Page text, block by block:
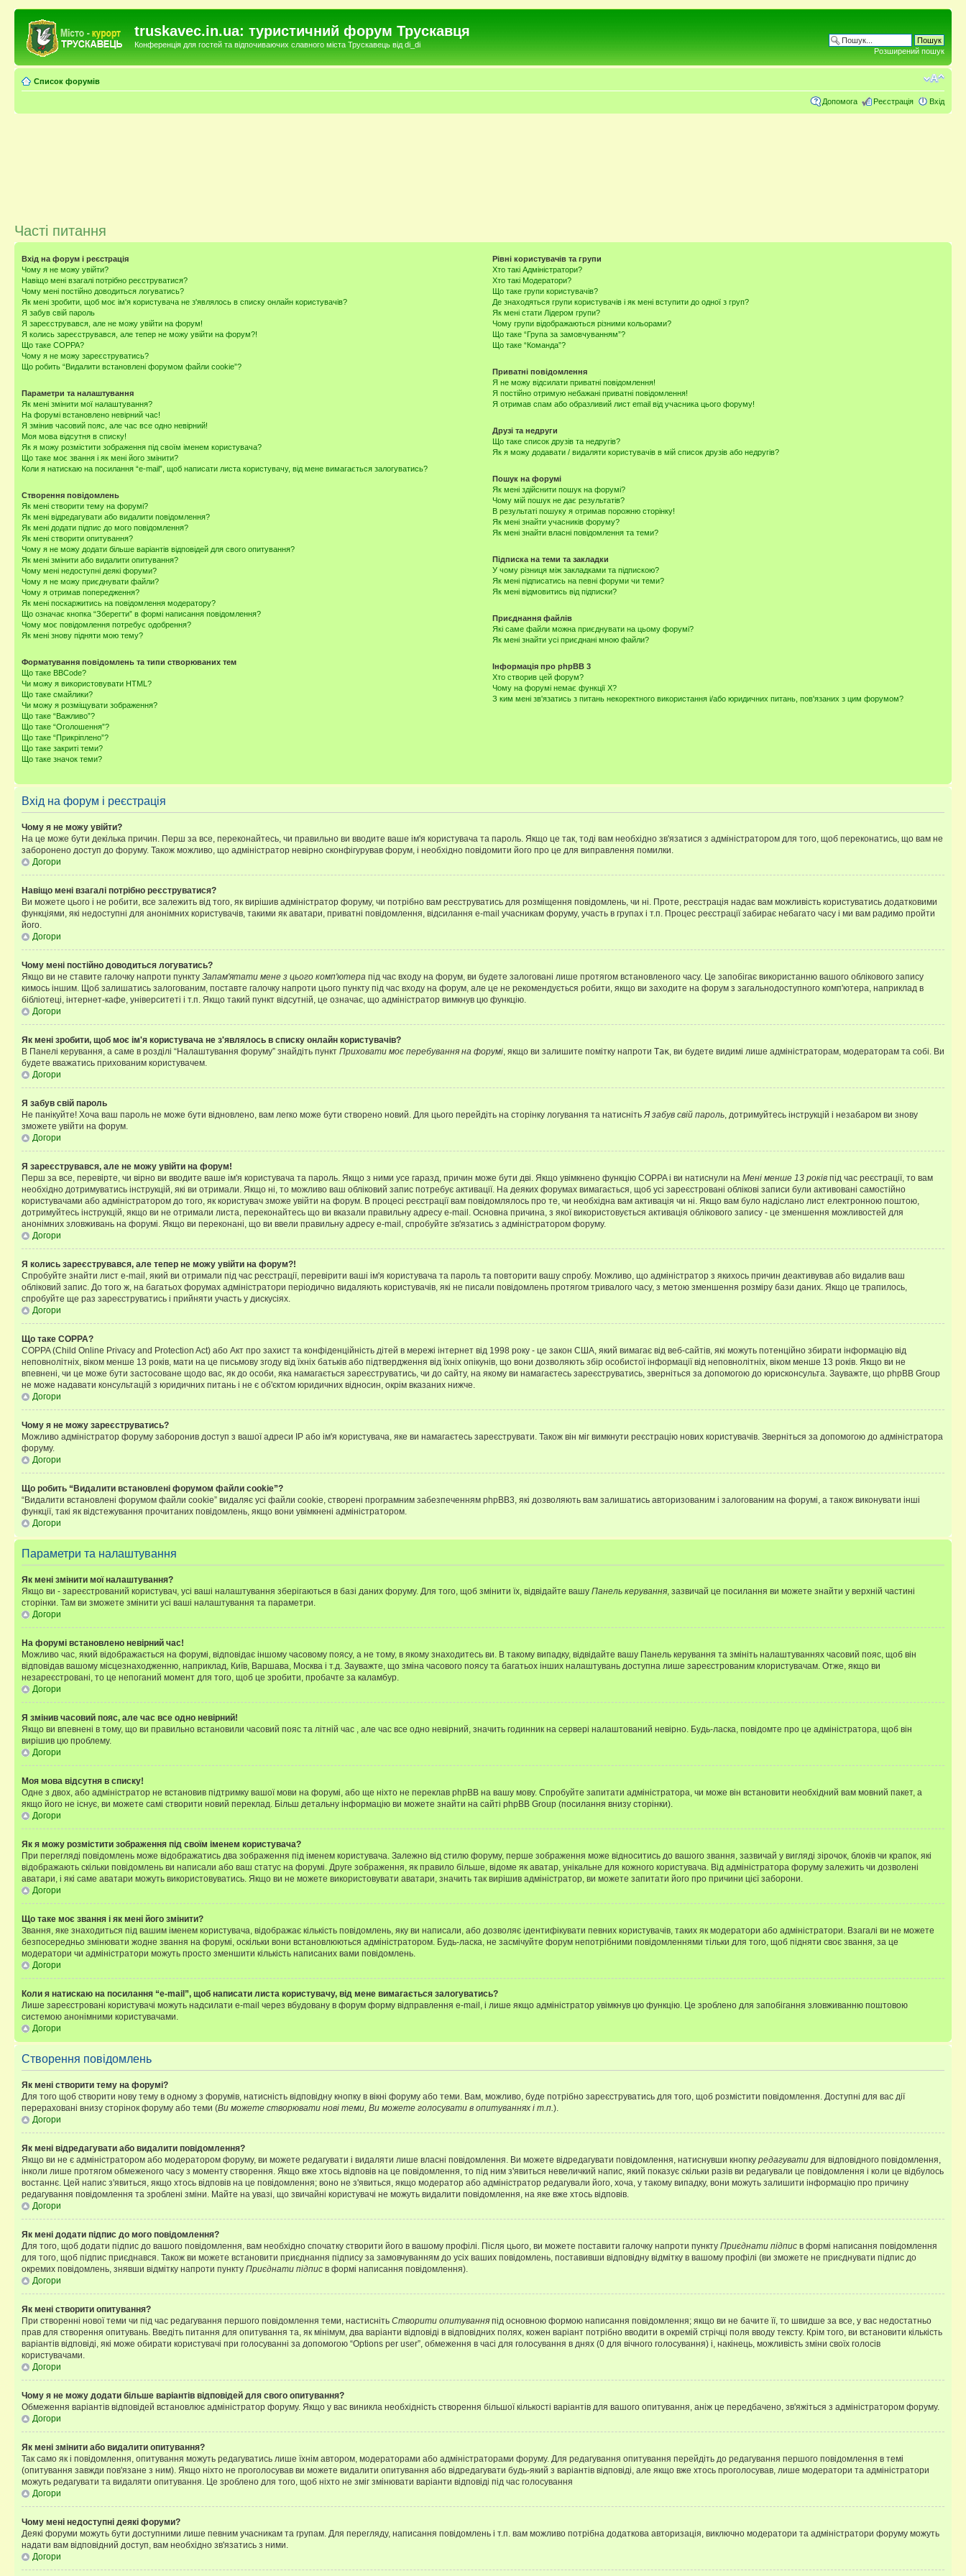
truskavec.in.ua: туристичний форум Трускавця
Конференція для гостей та відпочиваючих славного міста Трускавець від di_di
Розширений пошук
Список форумів
Допомога Реєстрація Вхід
Часті питання
Вхід на форум і реєстрація
Чому я не можу увійти?
Навіщо мені взагалі потрібно реєструватися?
Чому мені постійно доводиться логуватись?
Як мені зробити, щоб моє ім'я користувача не з'являлось в списку онлайн користувачів?
Я забув свій пароль
Я зареєструвався, але не можу увійти на форум!
Я колись зареєструвався, але тепер не можу увійти на форум?!
Що таке COPPA?
Чому я не можу зареєструватись?
Що робить “Видалити встановлені форумом файли cookie”?
Параметри та налаштування
Як мені змінити мої налаштування?
На форумі встановлено невірний час!
Я змінив часовий пояс, але час все одно невірний!
Моя мова відсутня в списку!
Як я можу розмістити зображення під своїм іменем користувача?
Що таке моє звання і як мені його змінити?
Коли я натискаю на посилання “e-mail”, щоб написати листа користувачу, від мене вимагається залогуватись?
Створення повідомлень
Як мені створити тему на форумі?
Як мені відредагувати або видалити повідомлення?
Як мені додати підпис до мого повідомлення?
Як мені створити опитування?
Чому я не можу додати більше варіантів відповідей для свого опитування?
Як мені змінити або видалити опитування?
Чому мені недоступні деякі форуми?
Чому я не можу приєднувати файли?
Чому я отримав попередження?
Як мені поскаржитись на повідомлення модератору?
Що означає кнопка “Зберегти” в формі написання повідомлення?
Чому моє повідомлення потребує одобрення?
Як мені знову підняти мою тему?
Форматування повідомлень та типи створюваних тем
Що таке BBCode?
Чи можу я використовувати HTML?
Що таке смайлики?
Чи можу я розміщувати зображення?
Що таке “Важливо”?
Що таке “Оголошення”?
Що таке “Прикріплено”?
Що таке закриті теми?
Що таке значок теми?
Рівні користувачів та групи
Хто такі Адміністратори?
Хто такі Модератори?
Що таке групи користувачів?
Де знаходяться групи користувачів і як мені вступити до одної з груп?
Як мені стати Лідером групи?
Чому групи відображаються різними кольорами?
Що таке “Група за замовчуванням”?
Що таке “Команда”?
Приватні повідомлення
Я не можу відсилати приватні повідомлення!
Я постійно отримую небажані приватні повідомлення!
Я отримав спам або образливий лист email від учасника цього форуму!
Друзі та недруги
Що таке список друзів та недругів?
Як я можу додавати / видаляти користувачів в мій список друзів або недругів?
Пошук на форумі
Як мені здійснити пошук на форумі?
Чому мій пошук не дає результатів?
В результаті пошуку я отримав порожню сторінку!
Як мені знайти учасників форуму?
Як мені знайти власні повідомлення та теми?
Підписка на теми та закладки
У чому різниця між закладками та підпискою?
Як мені підписатись на певні форуми чи теми?
Як мені відмовитись від підписки?
Приєднання файлів
Які саме файли можна приєднувати на цьому форумі?
Як мені знайти усі приєднані мною файли?
Інформація про phpBB 3
Хто створив цей форум?
Чому на форумі немає функції X?
З ким мені зв'язатись з питань некоректного використання і/або юридичних питань, пов'язаних з цим форумом?
Вхід на форум і реєстрація
Чому я не можу увійти?
На це може бути декілька причин. Перш за все, переконайтесь, чи правильно ви вводите ваше ім'я користувача та пароль. Якщо це так, тоді вам необхідно зв'язатися з адміністратором для того, щоб переконатись, що вам не
заборонено доступ до форуму. Також можливо, що адміністратор невірно сконфігурував форум, і необхідно повідомити його про це для виправлення помилки.
Догори
Навіщо мені взагалі потрібно реєструватися?
Ви можете цього і не робити, все залежить від того, як вирішив адміністратор форуму, чи потрібно вам реєструватись для розміщення повідомлень, чи ні. Проте, реєстрація надає вам можливість користуватись додатковими
функціями, які недоступні для анонімних користувачів, такими як аватари, приватні повідомлення, відсилання e-mail учасникам форуму, участь в групах і т.п. Процес реєстрації забирає небагато часу і ми вам радимо пройти
його.
Догори
Чому мені постійно доводиться логуватись?
Якщо ви не ставите галочку напроти пункту Запам'ятати мене з цього комп'ютера під час входу на форум, ви будете залоговані лише протягом встановленого часу. Це запобігає використанню вашого облікового запису
кимось іншим. Щоб залишатись залогованим, поставте галочку напроти цього пункту під час входу на форум, але це не рекомендується робити, якщо ви заходите на форум з загальнодоступного комп'ютера, наприклад в
бібліотеці, інтернет-кафе, університеті і т.п. Якщо такий пункт відсутній, це означає, що адміністратор вимкнув цю функцію.
Догори
Як мені зробити, щоб моє ім'я користувача не з'являлось в списку онлайн користувачів?
В Панелі керування, а саме в розділі “Налаштування форуму” знайдіть пункт Приховати моє перебування на форумі , якщо ви залишите помітку напроти Так , ви будете видимі лише адміністраторам, модераторам та собі. Ви
будете вважатись прихованим користувачем.
Догори
Я забув свій пароль
Не панікуйте! Хоча ваш пароль не може бути відновлено, вам легко може бути створено новий. Для цього перейдіть на сторінку логування та натисніть Я забув свій пароль , дотримуйтесь інструкцій і незабаром ви знову
зможете увійти на форум.
Догори
Я зареєструвався, але не можу увійти на форум!
Перш за все, перевірте, чи вірно ви вводите ваше ім'я користувача та пароль. Якщо з ними усе гаразд, причин може бути дві. Якщо увімкнено функцію COPPA і ви натиснули на Мені менше 13 років під час реєстрації, то вам
необхідно дотримуватись інструкцій, які ви отримали. Якщо ні, то можливо ваш обліковий запис потребує активації. На деяких форумах вимагається, щоб усі зареєстровані облікові записи були активовані самостійно
користувачами або адміністратором до того, як користувач зможе увійти на форум. В процесі реєстрації вам повідомлялось про те, чи необхідна вам активація чи ні. Якщо вам було надіслано лист електронною поштою,
дотримуйтесь інструкцій, якщо ви не отримали листа, переконайтесь що ви вказали правильну адресу e-mail. Основна причина, з якої використовується активація облікового запису - це зменшення можливостей для
анонімних зловживань на форумі. Якщо ви переконані, що ви ввели правильну адресу e-mail, спробуйте зв'язатись з адміністратором форуму.
Догори
Я колись зареєструвався, але тепер не можу увійти на форум?!
Спробуйте знайти лист e-mail, який ви отримали під час реєстрації, перевірити ваші ім'я користувача та пароль та повторити вашу спробу. Можливо, що адміністратор з якихось причин деактивував або видалив ваш
обліковий запис. До того ж, на багатьох форумах адміністратори періодично видаляють користувачів, які не писали повідомлень протягом тривалого часу, з метою зменшення розміру бази даних. Якщо це трапилось,
спробуйте ще раз зареєструватись і прийняти участь у дискусіях.
Догори
Що таке COPPA?
COPPA (Child Online Privacy and Protection Act) або Акт про захист та конфіденційність дітей в мережі інтернет від 1998 року - це закон США, який вимагає від веб-сайтів, які можуть потенційно збирати інформацію від
неповнолітніх, віком менше 13 років, мати на це письмову згоду від їхніх батьків або підтвердження від їхніх опікунів, що вони дозволяють збір особистої інформації від неповнолітніх, віком менше 13 років. Якщо ви не
впевнені, чи це може бути застосоване щодо вас, як до особи, яка намагається зареєструватись, чи до сайту, на якому ви намагаєтесь зареєструватись, зверніться за допомогою до юрисконсульта. Зауважте, що phpBB Group
не може надавати консультацій з юридичних питань і не є об'єктом юридичних відносин, окрім вказаних нижче.
Догори
Чому я не можу зареєструватись?
Можливо адміністратор форуму заборонив доступ з вашої адреси IP або ім'я користувача, яке ви намагаєтесь зареєструвати. Також він міг вимкнути реєстрацію нових користувачів. Зверніться за допомогою до адміністратора
форуму.
Догори
Що робить “Видалити встановлені форумом файли cookie”?
“Видалити встановлені форумом файли cookie” видаляє усі файли cookie, створені програмним забезпеченням phpBB3, які дозволяють вам залишатись авторизованим і залогованим на форумі, а також виконувати інші
функції, такі як відстежування прочитаних повідомлень, якщо вони увімкнені адміністратором.
Догори
Параметри та налаштування
Як мені змінити мої налаштування?
Якщо ви - зареєстрований користувач, усі ваші налаштування зберігаються в базі даних форуму. Для того, щоб змінити їх, відвідайте вашу Панель керування , зазвичай це посилання ви можете знайти у верхній частині
сторінки. Там ви зможете змінити усі ваші налаштування та параметри.
Догори
На форумі встановлено невірний час!
Можливо час, який відображається на форумі, відповідає іншому часовому поясу, а не тому, в якому знаходитесь ви. В такому випадку, відвідайте вашу Панель керування та змініть налаштуваннях часовий пояс, щоб він
відповідав вашому місцезнаходженню, наприклад, Київ, Варшава, Москва і т.д. Зауважте, що зміна часового поясу та багатьох інших налаштувань доступна лише зареєстрованим клористувачам. Отже, якщо ви
незареєстровані, то це непоганий момент для того, щоб це зробити, пробачте за каламбур.
Догори
Я змінив часовий пояс, але час все одно невірний!
Якщо ви впевнені в тому, що ви правильно встановили часовий пояс та літній час , але час все одно невірний, значить годинник на сервері налаштований невірно. Будь-ласка, повідомте про це адміністратора, щоб він
вирішив цю проблему.
Догори
Моя мова відсутня в списку!
Одне з двох, або адміністратор не встановив підтримку вашої мови на форумі, або ще ніхто не переклав phpBB на вашу мову. Спробуйте запитати адміністратора, чи може він встановити необхідний вам мовний пакет, а
якщо його не існує, ви можете самі створити новий переклад. Більш детальну інформацію ви можете знайти на сайті phpBB Group (посилання внизу сторінки).
Догори
Як я можу розмістити зображення під своїм іменем користувача?
При перегляді повідомлень може відображатись два зображення під іменем користувача. Залежно від стилю форуму, перше зображення може відноситись до вашого звання, зазвичай у вигляді зірочок, блоків чи крапок, які
відображають скільки повідомлень ви написали або ваш статус на форумі. Друге зображення, як правило більше, відоме як аватар, унікальне для кожного користувача. Від адміністратора форуму залежить чи дозволені
аватари, і які саме аватари можуть використовуватись. Якщо ви не можете використовувати аватари, значить так вирішив адміністратор, ви можете запитати його про причини цієї заборони.
Догори
Що таке моє звання і як мені його змінити?
Звання, яке знаходиться під вашим іменем користувача, відображає кількість повідомлень, яку ви написали, або дозволяє ідентифікувати певних користувачів, таких як модератори або адміністратори. Взагалі ви не можете
безпосередньо змінювати жодне звання на форумі, оскільки вони встановлюються адміністратором. Будь-ласка, не засмічуйте форум непотрібними повідомленнями тільки для того, щоб підняти своє звання, за це
модератори чи адміністратори можуть просто зменшити кількість написаних вами повідомлень.
Догори
Коли я натискаю на посилання “e-mail”, щоб написати листа користувачу, від мене вимагається залогуватись?
Лише зареєстровані користувачі можуть надсилати e-mail через вбудовану в форум форму відправлення e-mail, і лише якщо адміністратор увімкнув цю функцію. Це зроблено для запобігання зловживанню поштовою
системою анонімними користувачами.
Догори
Створення повідомлень
Як мені створити тему на форумі?
Для того щоб створити нову тему в одному з форумів, натисність відповідну кнопку в вікні форуму або теми. Вам, можливо, буде потрібно зареєструватись для того, щоб розмістити повідомлення. Доступні для вас дії
перераховані внизу сторінок форуму або теми (Ви можете створювати нові теми, Ви можете голосувати в опитуваннях і т.п. ).
Догори
Як мені відредагувати або видалити повідомлення?
Якщо ви не є адміністратором або модератором форуму, ви можете редагувати і видаляти лише власні повідомлення. Ви можете відредагувати повідомлення, натиснувши кнопку редагувати для відповідного повідомлення,
інколи лише протягом обмеженого часу з моменту створення. Якщо вже хтось відповів на це повідомлення, то під ним з'явиться невеличкий напис, який показує скільки разів ви редагували це повідомлення і коли це відбулось
востаннє. Цей напис з'явиться, якщо хтось відповів на це повідомлення; воно не з'явиться, якщо модератор або адміністратор редагували його, хоча, у такому випадку, вони можуть залишити інформацію про причину
редагування повідомлення та зроблені зміни. Майте на увазі, що звичайні користувачі не можуть видалити повідомлення, на яке вже хтось відповів.
Догори
Як мені додати підпис до мого повідомлення?
Для того, щоб додати підпис до вашого повідомлення, вам необхідно спочатку створити його в вашому профілі. Після цього, ви можете поставити галочку напроти пункту Приєднати підпис в формі написання повідомлення
для того, щоб підпис приєднався. Також ви можете встановити приєднання підпису за замовчуванням до усіх ваших повідомлень, поставивши відповідну відмітку в вашому профілі (ви зможете не приєднувати підпис до
окремих повідомлень, знявши відмітку напроти пункту Приєднати підпис в формі написання повідомлення).
Догори
Як мені створити опитування?
При створенні нової теми чи під час редагування першого повідомлення теми, настисніть Створити опитування під основною формою написання повідомлення; якщо ви не бачите її, то швидше за все, у вас недостатньо
прав для створення опитувань. Введіть питання для опитування та, як мінімум, два варіанти відповіді в відповідних полях, кожен варіант потрібно вводити в окремій стрічці поля вводу тексту. Крім того, ви встановити кількість
варіантів відповіді, які може обирати користувачі при голосуванні за допомогою “Options per user”, обмеження в часі для голосування в днях (0 для вічного голосування) і, накінець, можливість зміни своїх голосів
користувачами.
Догори
Чому я не можу додати більше варіантів відповідей для свого опитування?
Обмеження варіантів відповідей встановлює адміністратор форуму. Якщо у вас виникла необхідність створення більшої кількості варіантів для вашого опитування, аніж це передбачено, зв'яжіться з адміністратором форуму.
Догори
Як мені змінити або видалити опитування?
Так само як і повідомлення, опитування можуть редагуватись лише їхнім автором, модераторами або адміністраторами форуму. Для редагування опитування перейдіть до редагування першого повідомлення в темі
(опитування завжди пов'язане з ним). Якщо ніхто не проголосував ви можете видалити опитування або відредагувати будь-який з варіантів відповіді, але якщо вже хтось проголосував, лише модератори та адміністратори
можуть редагувати та видаляти опитування. Це зроблено для того, щоб ніхто не зміг змінювати варіанти відповіді під час голосування
Догори
Чому мені недоступні деякі форуми?
Деякі форуми можуть бути доступними лише певним учасникам та групам. Для перегляду, написання повідомлень і т.п. вам можливо потрібна додаткова авторизація, виключно модератори та адміністратори форуму можуть
надати вам відповідний доступ, вам необхідно зв'язатись з ними.
Догори